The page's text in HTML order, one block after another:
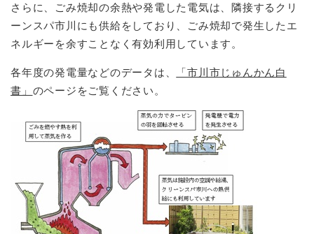
さらに、ごみ焼却の余熱や発電した電気は、隣接するクリ
ーンスパ市川にも供給をしており、ごみ焼却で発生したエ
ネルギーを余すことなく有効利用しています。
各年度の発電量などのデータは、
「市川市じゅんかん白
書」 のページをご覧ください。